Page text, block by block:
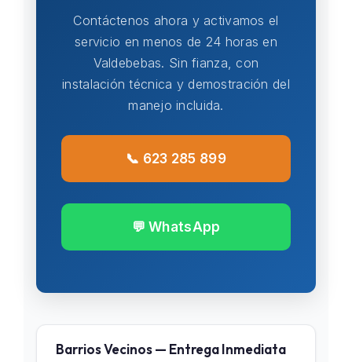
Contáctenos ahora y activamos el
servicio en menos de 24 horas en
Valdebebas. Sin fianza, con
instalación técnica y demostración del
manejo incluida.
📞 623 285 899
💬 WhatsApp
Barrios Vecinos — Entrega Inmediata